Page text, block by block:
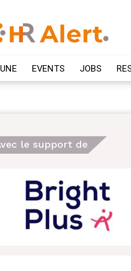
EVENTS JOBS
le support de